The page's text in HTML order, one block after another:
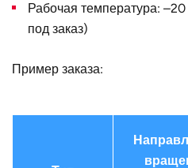
Рабочая температура:
под заказ)
Пример заказа: